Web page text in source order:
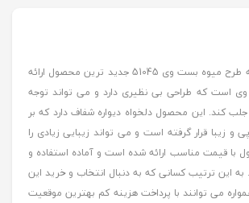
سه حلقه طرح میوه بست وی 51045 جدید ترین محصول ارائه
است که طراحی بی نظیری دارد و می تواند توجه
کند. این محصول دلخواه دیواره شفاف دارد که بر
زیبا قرار گرفته است و می تواند زیبایی زیادی را
با قیمت مناسب ارائه شده است و آماده استفاده و
به این ترتیب کسانی که به دنبال انتخاب و خرید این
می توانند با پرداخت هزینه کم بهترین موقعیت